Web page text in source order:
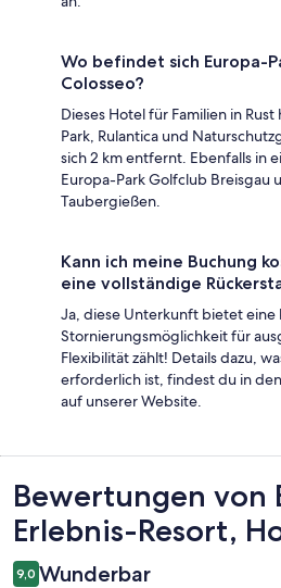
Wo befindet sich Europa-
Colosseo?
Dieses Hotel für Familien in
Park, Rulantica und
sich 2 km entfernt. Ebenfalls in
Europa-Park Golfclub Breisgau
Taubergießen.
Kann ich meine Buchung
eine vollständige
Ja, diese Unterkunft bietet eine
Stornierungsmöglichkeit für
Flexibilität zählt! Details dazu,
erforderlich ist, findest du in
auf unserer Website.
Bewertungen
Bewertungen von
Erlebnis-Resort,
9,0 Wunderbar